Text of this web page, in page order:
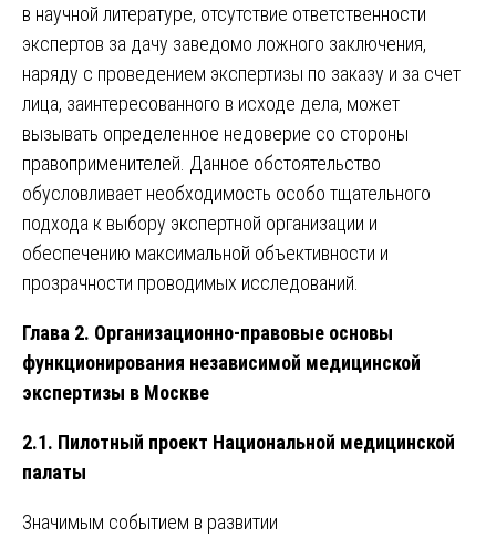
в научной литературе, отсутствие ответственности
экспертов за дачу заведомо ложного заключения,
наряду с проведением экспертизы по заказу и за счет
лица, заинтересованного в исходе дела, может
вызывать определенное недоверие со стороны
правоприменителей. Данное обстоятельство
обусловливает необходимость особо тщательного
подхода к выбору экспертной организации и
обеспечению максимальной объективности и
прозрачности проводимых исследований.
Глава 2. Организационно-правовые основы
функционирования независимой медицинской
экспертизы в Москве
2.1. Пилотный проект Национальной медицинской
палаты
Значимым событием в развитии